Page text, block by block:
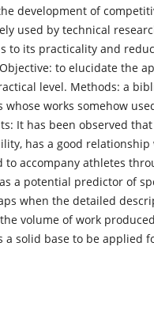
development of
used by technical
to its practicality and
to elucidate the
level. Methods: a
whose works somehow
It has been observed
has a good
to accompany athletes
a potential predictor of
when the detailed
volume of work
a solid base to be applied